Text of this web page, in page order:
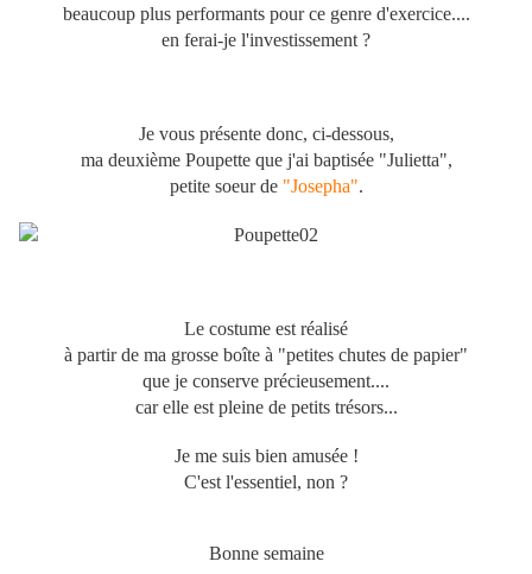
beaucoup plus performants pour ce genre d'exercice....
en ferai-je l'investissement ?
Je vous présente donc, ci-dessous,
ma deuxième Poupette que j'ai baptisée "Julietta",
petite soeur de "Josepha".
Le costume est réalisé
à partir de ma grosse boîte à "petites chutes de papier"
que je conserve précieusement....
car elle est pleine de petits trésors...
Je me suis bien amusée !
C'est l'essentiel, non ?
Bonne semaine